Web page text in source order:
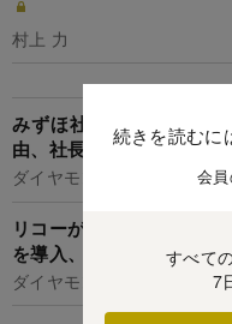
続きを読むに
会
すべて
7
村上 力
みずほ社外取がトップ解
由、社長が営業店に残し
ダイヤモンド編集部
リコーが「管理職から転
を導入、新・人事制度の
ダイヤモンド編集部,土本匡